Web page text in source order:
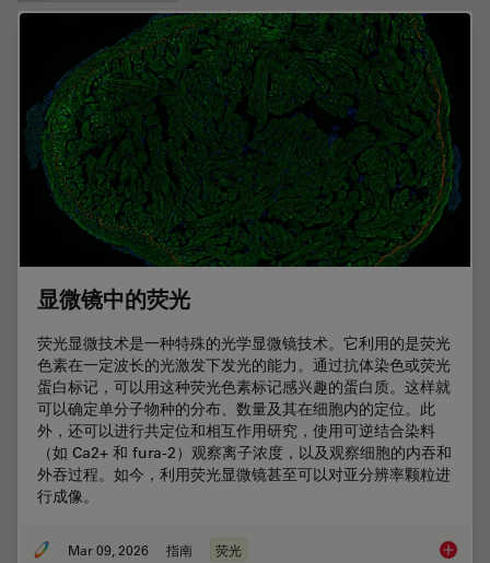
显微镜中的荧光
荧光显微技术是一种特殊的光学显微镜技术。它利用的是荧光
色素在一定波长的光激发下发光的能力。通过抗体染色或荧光
蛋白标记，可以用这种荧光色素标记感兴趣的蛋白质。这样就
可以确定单分子物种的分布、数量及其在细胞内的定位。此
外，还可以进行共定位和相互作用研究，使用可逆结合染料
（如 Ca2+ 和 fura-2）观察离子浓度，以及观察细胞的内吞和
外吞过程。如今，利用荧光显微镜甚至可以对亚分辨率颗粒进
行成像。
Mar 09, 2026 指南 荧光 显微镜